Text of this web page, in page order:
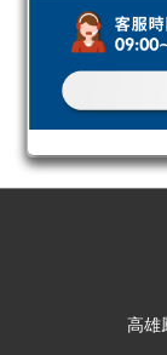
高雄